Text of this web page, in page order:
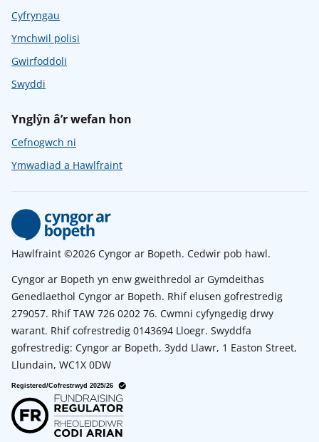
Cyfryngau
Ymchwil polisi
Gwirfoddoli
Swyddi
Ynglŷn â’r wefan hon
Cefnogwch ni
Ymwadiad a Hawlfraint
Hawlfraint ©2026 Cyngor ar Bopeth. Cedwir pob hawl.
Cyngor ar Bopeth yn enw gweithredol ar Gymdeithas
Genedlaethol Cyngor ar Bopeth. Rhif elusen gofrestredig
279057. Rhif TAW 726 0202 76. Cwmni cyfyngedig drwy
warant. Rhif cofrestredig 0143694 Lloegr. Swyddfa
gofrestredig: Cyngor ar Bopeth, 3ydd Llawr, 1 Easton Street,
Llundain, WC1X 0DW